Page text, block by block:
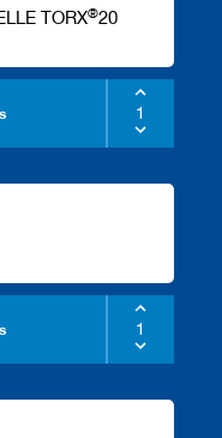
TORX®20